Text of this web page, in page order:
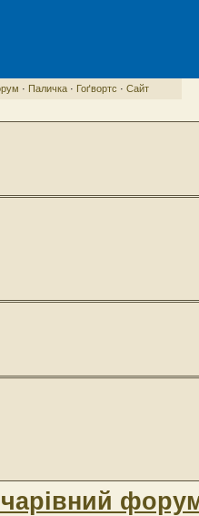
· Паличка· Гоґвортс · Сайт
чарівний